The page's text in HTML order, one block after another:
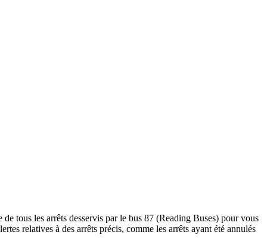
tous les arrêts desservis par le bus 87 (Reading Buses) pour vous
relatives à des arrêts précis, comme les arrêts ayant été annulés